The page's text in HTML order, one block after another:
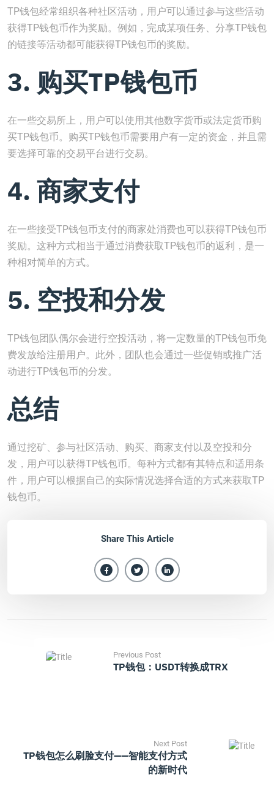
TP钱包经常组织各种社区活动，用户可以通过参与这些活动
获得TP钱包币作为奖励。例如，完成某项任务、分享TP钱包
的链接等活动都可能获得TP钱包币的奖励。
3. 购买TP钱包币
在一些交易所上，用户可以使用其他数字货币或法定货币购
买TP钱包币。购买TP钱包币需要用户有一定的资金，并且需
要选择可靠的交易平台进行交易。
4. 商家支付
在一些接受TP钱包币支付的商家处消费也可以获得TP钱包币
奖励。这种方式相当于通过消费获取TP钱包币的返利，是一
种相对简单的方式。
5. 空投和分发
TP钱包团队偶尔会进行空投活动，将一定数量的TP钱包币免
费发放给注册用户。此外，团队也会通过一些促销或推广活
动进行TP钱包币的分发。
总结
通过挖矿、参与社区活动、购买、商家支付以及空投和分
发，用户可以获得TP钱包币。每种方式都有其特点和适用条
件，用户可以根据自己的实际情况选择合适的方式来获取TP
钱包币。
Share This Article
Previous Post
TP钱包：USDT转换成TRX
Next Post
TP钱包怎么刷脸支付——智能支付方式
的新时代